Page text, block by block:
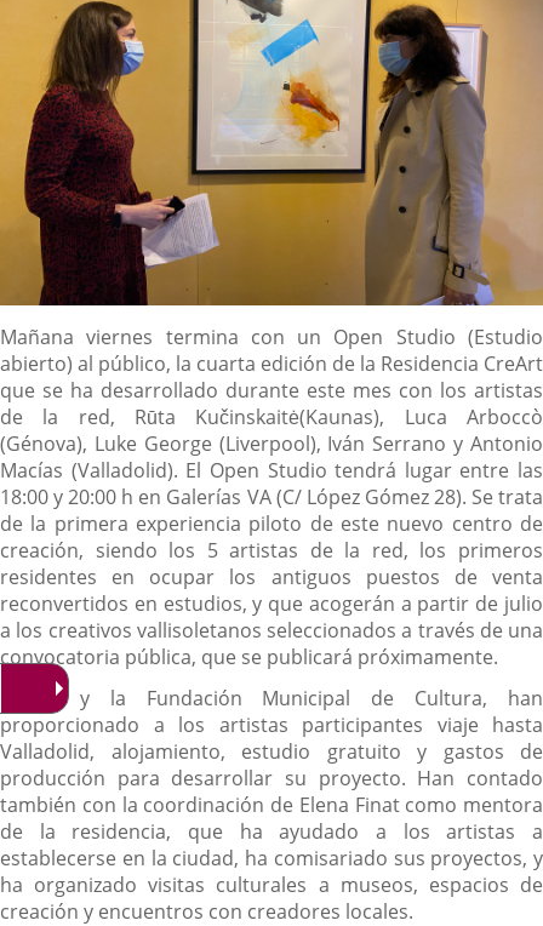
Descripción
Mañana viernes termina con un Open Studio (Estudio
abierto) al público, la cuarta edición de la Residencia CreArt
que se ha desarrollado durante este mes con los artistas
de la red, Rūta Kučinskaitė(Kaunas), Luca Arboccò
(Génova), Luke George (Liverpool), Iván Serrano y Antonio
Macías (Valladolid). El Open Studio tendrá lugar entre las
18:00 y 20:00 h en Galerías VA (C/ López Gómez 28). Se trata
de la primera experiencia piloto de este nuevo centro de
creación, siendo los 5 artistas de la red, los primeros
residentes en ocupar los antiguos puestos de venta
reconvertidos en estudios, y que acogerán a partir de julio
a los creativos vallisoletanos seleccionados a través de una
convocatoria pública, que se publicará próximamente.
CreArt y la Fundación Municipal de Cultura, han
proporcionado a los artistas participantes viaje hasta
Valladolid, alojamiento, estudio gratuito y gastos de
producción para desarrollar su proyecto. Han contado
también con la coordinación de Elena Finat como mentora
de la residencia, que ha ayudado a los artistas a
establecerse en la ciudad, ha comisariado sus proyectos, y
ha organizado visitas culturales a museos, espacios de
creación y encuentros con creadores locales.